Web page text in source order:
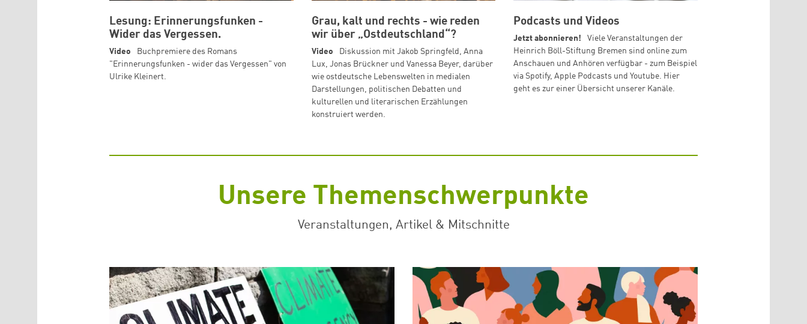
Lesung: Erinnerungsfunken -
Wider das Vergessen.
Video
Buchpremiere des Romans
"Erinnerungsfunken - wider das Vergessen" von
Ulrike Kleinert.
Grau, kalt und rechts - wie reden
wir über „Ostdeutschland“?
Video
Diskussion mit Jakob Springfeld, Anna
Lux, Jonas Brückner und Vanessa Beyer, darüber
wie ostdeutsche Lebenswelten in medialen
Darstellungen, politischen Debatten und
kulturellen und literarischen Erzählungen
konstruiert werden.
Podcasts und Videos
Jetzt abonnieren!
Viele Veranstaltungen der
Heinrich Böll-Stiftung Bremen sind online zum
Anschauen und Anhören verfügbar - zum Beispiel
via Spotify, Apple Podcasts und Youtube. Hier
geht es zur einer Übersicht unserer Kanäle.
Unsere Themenschwerpunkte
Veranstaltungen, Artikel & Mitschnitte